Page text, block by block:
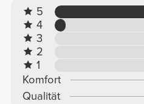
5
4
3
2
1
Komfort
Qualität